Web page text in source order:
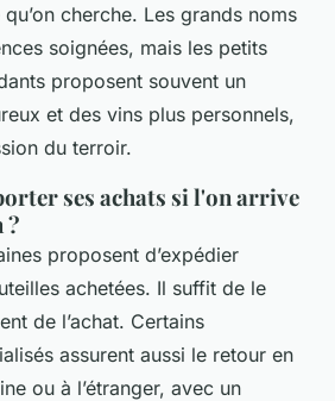
cherche. Les grands noms
soignées, mais les petits
proposent souvent un
et des vins plus personnels,
du terroir.
ses achats si l'on arrive
?
proposent d’expédier
achetées. Il suffit de le
de l’achat. Certains
assurent aussi le retour en
ou à l’étranger, avec un